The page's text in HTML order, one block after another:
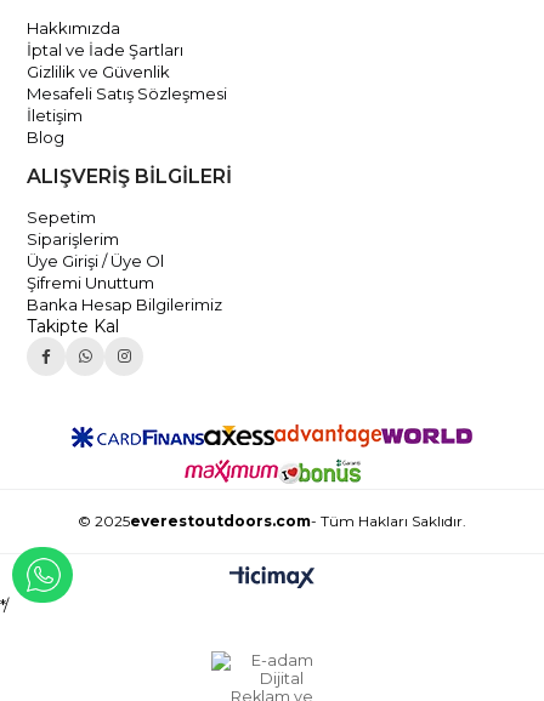
Hakkımızda
İptal ve İade Şartları
Gizlilik ve Güvenlik
Mesafeli Satış Sözleşmesi
İletişim
Blog
ALIŞVERİŞ BİLGİLERİ
Sepetim
Siparişlerim
Üye Girişi / Üye Ol
Şifremi Unuttum
Banka Hesap Bilgilerimiz
Takipte Kal
© 2025everestoutdoors.com- Tüm Hakları Saklıdır.
*/
WHATSAPP İLE İLETİŞİME GEÇ